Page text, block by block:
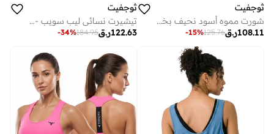
ثوجفيت
شورت مموه أسود نحيف بخصر عالٍ
ر.ق108.11
125.76
-15%
ثوجفيت
تيشيرت نسائي ليب سويب - وردي
ر.ق122.63
184.95
-34%